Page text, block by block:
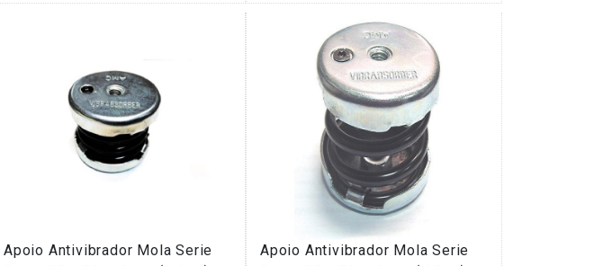
Apoio Antivibrador Mola Serie
Apoio Antivibrador Mola Serie